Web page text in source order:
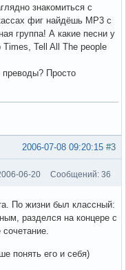
знакомиться с
фиг найдёшь МР3 с
группа! А какие песни у
Tell All The people
преводы? Просто
#3
2006-07-08 09:20:15
06-20 Сообщений: 36
По жизни был классный:
разделся на концере с
понять его и себя)